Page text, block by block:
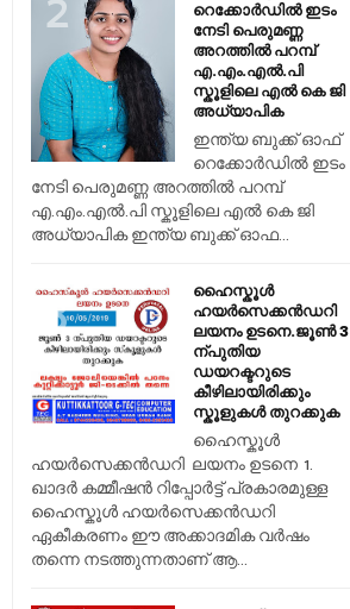
റെക്കോർഡിൽ ഇടം
നേടി പെരുമണ്ണ
അറത്തിൽ പറമ്പ്
എ.എം.എൽ.പി
സ്കൂളിലെ എൽ കെ ജി
അധ്യാപിക
ഇന്ത്യ ബുക്ക് ഓഫ്
റെക്കോർഡിൽ ഇടം
നേടി പെരുമണ്ണ അറത്തിൽ പറമ്പ്
എ.എം.എൽ.പി സ്കൂളിലെ എൽ കെ ജി
അധ്യാപിക ഇന്ത്യ ബുക്ക് ഓഫ...
ഹൈസ്കൂൾ
ഹയർസെക്കൻഡറി
ലയനം ഉടനെ.ജൂൺ 3
ന്പുതിയ
ഡയറക്ടറുടെ
കീഴിലായിരിക്കും
സ്കൂളുകൾ തുറക്കുക
ഹൈസ്കൂൾ
ഹയർസെക്കൻഡറി ലയനം ഉടനെ 1.
ഖാദർ കമ്മീഷൻ റിപ്പോർട്ട് പ്രകാരമുള്ള
ഹൈസ്കൂൾ ഹയർസെക്കൻഡറി
ഏകീകരണം ഈ അക്കാദമിക വർഷം
തന്നെ നടത്തുന്നതാണ് ആ...